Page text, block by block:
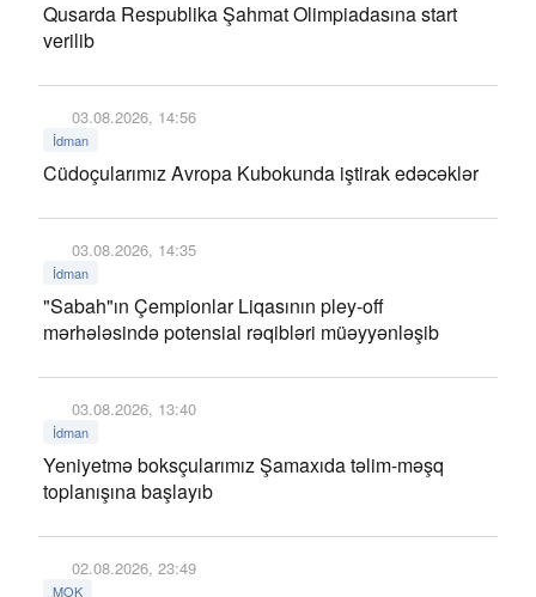
Qusarda Respublika Şahmat Olimpiadasına start
verilib
03.08.2026, 14:56
İdman
Cüdoçularımız Avropa Kubokunda iştirak edəcəklər
03.08.2026, 14:35
İdman
"Sabah"ın Çempionlar Liqasının pley-off
mərhələsində potensial rəqibləri müəyyənləşib
03.08.2026, 13:40
İdman
Yeniyetmə boksçularımız Şamaxıda təlim-məşq
toplanışına başlayıb
02.08.2026, 23:49
MOK